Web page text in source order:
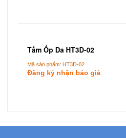
Tấm Ốp Da HT3D-02
Mã sản phẩm: HT3D-02
Đăng ký nhận báo giá